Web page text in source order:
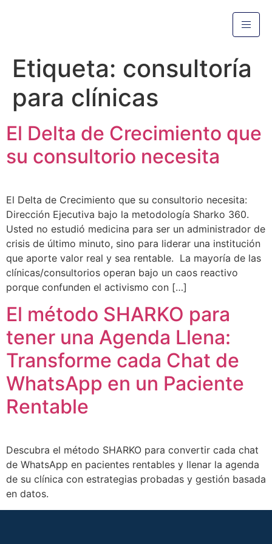
Etiqueta: consultoría
para clínicas
El Delta de Crecimiento que
su consultorio necesita
El Delta de Crecimiento que su consultorio necesita:
Dirección Ejecutiva bajo la metodología Sharko 360.
Usted no estudió medicina para ser un administrador de
crisis de último minuto, sino para liderar una institución
que aporte valor real y sea rentable. La mayoría de las
clínicas/consultorios operan bajo un caos reactivo
porque confunden el activismo con […]
El método SHARKO para
tener una Agenda Llena:
Transforme cada Chat de
WhatsApp en un Paciente
Rentable
Descubra el método SHARKO para convertir cada chat
de WhatsApp en pacientes rentables y llenar la agenda
de su clínica con estrategias probadas y gestión basada
en datos.